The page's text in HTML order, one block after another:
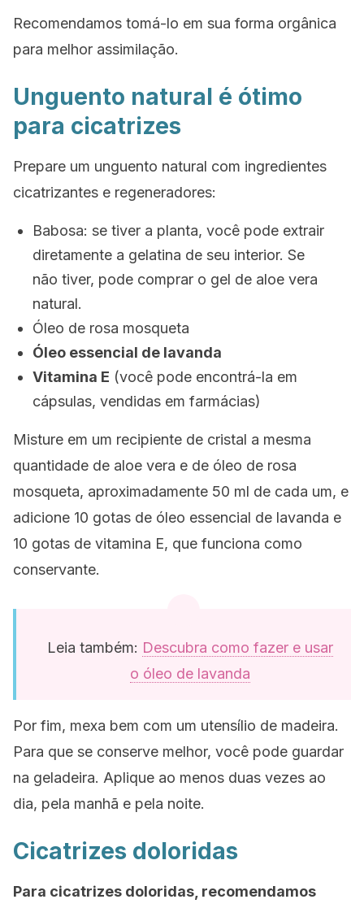
Recomendamos tomá-lo em sua forma orgânica
para melhor assimilação.
Unguento natural é ótimo
para cicatrizes
Prepare um unguento natural com ingredientes
cicatrizantes e regeneradores:
Babosa: se tiver a planta, você pode extrair
diretamente a gelatina de seu interior. Se
não tiver, pode comprar o gel de aloe vera
natural.
Óleo de rosa mosqueta
Óleo essencial de lavanda
Vitamina E (você pode encontrá-la em
cápsulas, vendidas em farmácias)
Misture em um recipiente de cristal a mesma
quantidade de aloe vera e de óleo de rosa
mosqueta, aproximadamente 50 ml de cada um, e
adicione 10 gotas de óleo essencial de lavanda e
10 gotas de vitamina E, que funciona como
conservante.
Leia também: Descubra como fazer e usar
o óleo de lavanda
Por fim, mexa bem com um utensílio de madeira.
Para que se conserve melhor, você pode guardar
na geladeira. Aplique ao menos duas vezes ao
dia, pela manhã e pela noite.
Cicatrizes doloridas
Para cicatrizes doloridas, recomendamos